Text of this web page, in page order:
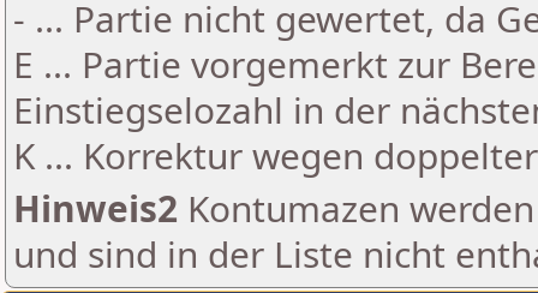
- ... Partie nicht gewertet, da
E ... Partie vorgemerkt zur
Einstiegselozahl in der
K ... Korrektur wegen
Hinweis2 Kontumazen
und sind in der Liste nicht